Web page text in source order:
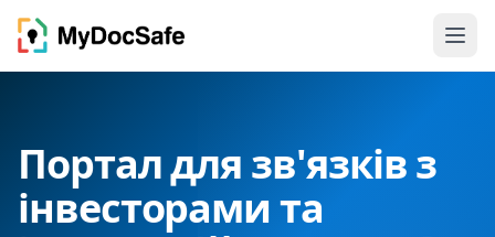
Портал для зв'язків з
інвесторами та